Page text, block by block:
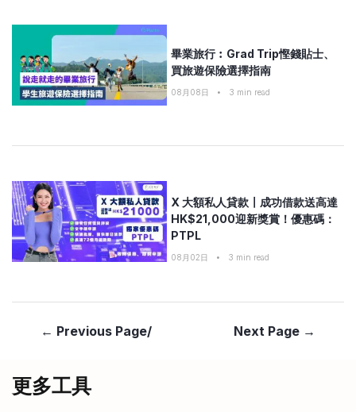
畢業旅行︰Grad Trip慳錢貼士、
買旅遊保險選擇指南
08月08日 • 3 min read
X 大額私人貸款〡成功借款送高達
HK$21,000迎新獎賞！優惠碼：
PTPL
08月02日 • 3 min read
← Previous Page/ Next Page →
更多工具